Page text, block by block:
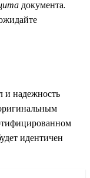
документа.
и надежность
идентичен